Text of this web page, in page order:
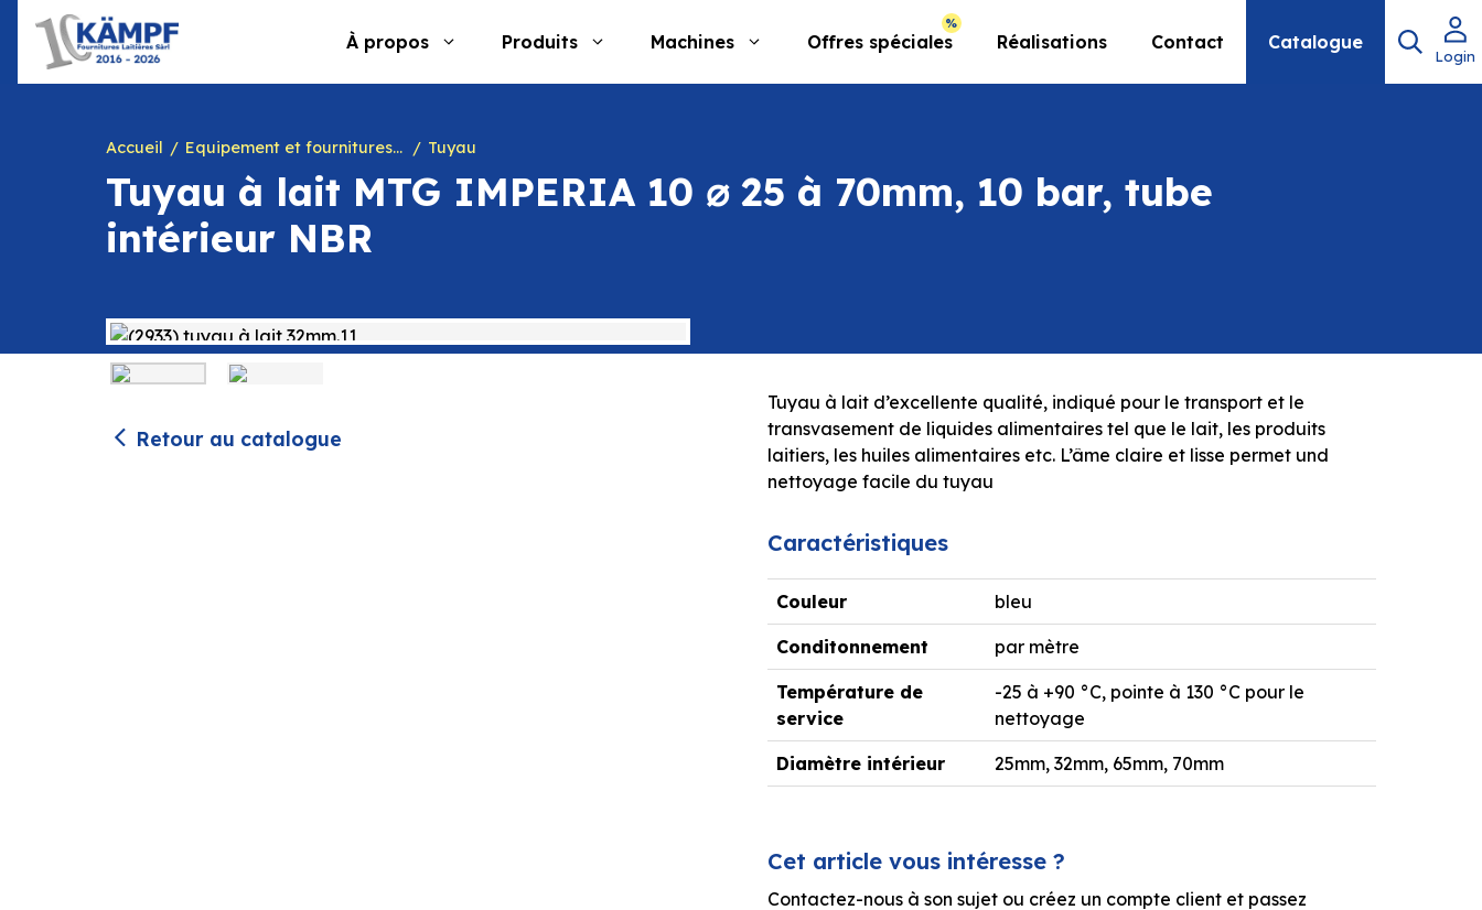
contenu
À propos Produits Machines Offres spéciales Réalisations Contact Catalogue
Login
Accueil Equipement et fournitures pour fromagerie Tuyau
Tuyau à lait MTG IMPERIA 10 ⌀ 25 à 70mm, 10 bar, tube
intérieur NBR
Retour au catalogue
Tuyau à lait d’excellente qualité, indiqué pour le transport et le
transvasement de liquides alimentaires tel que le lait, les produits
laitiers, les huiles alimentaires etc. L’âme claire et lisse permet und
nettoyage facile du tuyau
Caractéristiques
Couleur bleu
Conditonnement par mètre
Température de
service
-25 à +90 °C, pointe à 130 °C pour le
nettoyage
Diamètre intérieur 25mm, 32mm, 65mm, 70mm
Cet article vous intéresse ?
Contactez-nous à son sujet ou créez un compte client et passez